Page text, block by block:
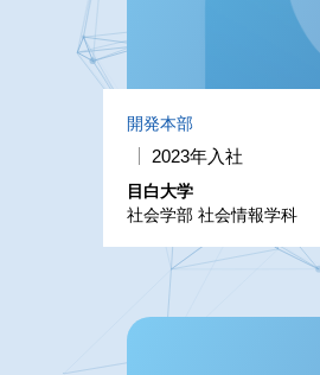
開発本部
2023年入社
目白大学
社会学部 社会情報学科